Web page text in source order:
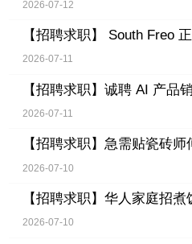
2026-07-12
【招聘求职】 South Freo
2026-07-11
【招聘求职】 诚聘 AI 产品
2026-07-11
【招聘求职】 急需贴瓷砖师
2026-07-10
【招聘求职】 华人家庭招煮
2026-07-10